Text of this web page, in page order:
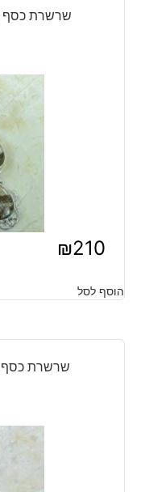
שרשרת כסף
₪210
הוסף לסל
שרשרת כסף